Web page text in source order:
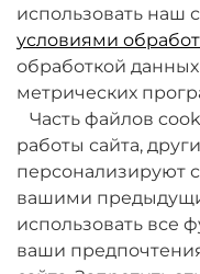
О компании
Товары и услуги
+7 (495) 789-
09:00 - 18:00 (будни,
использовать наш
условиями
обработкой
метрических
Часть файлов
работы сайта,
персонализируют
вашими
использовать все
ваши